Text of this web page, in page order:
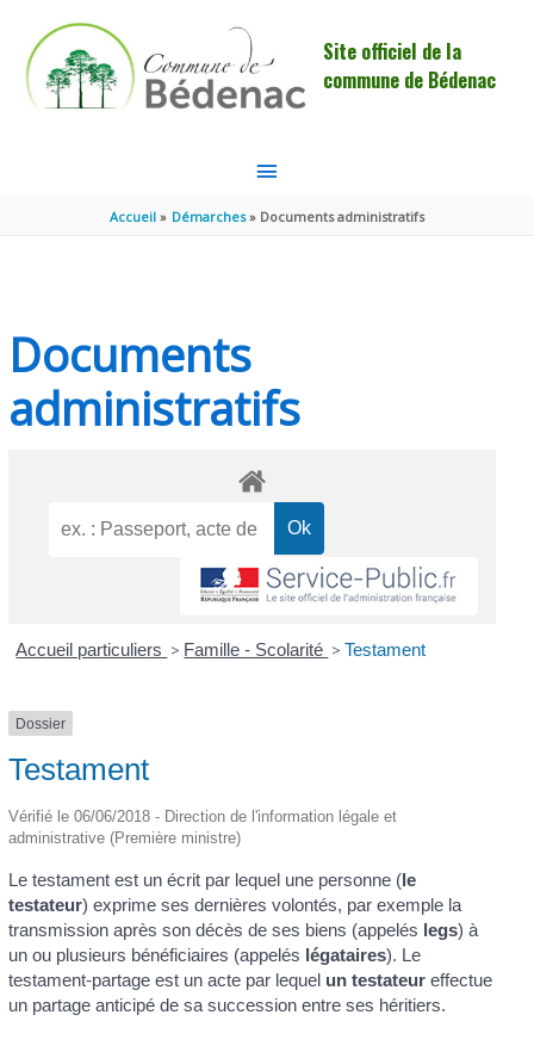
Site officiel de la
commune de Bédenac
MENU
PRINCIPAL
Accueil Démarches Documents administratifs
Documents
administratifs
Accueil particuliers > Famille - Scolarité > Testament
Dossier
Testament
Vérifié le 06/06/2018 - Direction de l'information légale et
administrative (Première ministre)
Le testament est un écrit par lequel une personne (le
testateur) exprime ses dernières volontés, par exemple la
transmission après son décès de ses biens (appelés legs) à
un ou plusieurs bénéficiaires (appelés légataires). Le
testament-partage est un acte par lequel un testateur effectue
un partage anticipé de sa succession entre ses héritiers.